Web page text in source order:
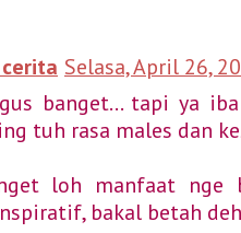
Selasa, April 26,
banget... tapi ya
tuh rasa males dan
loh manfaat nge
bakal betah